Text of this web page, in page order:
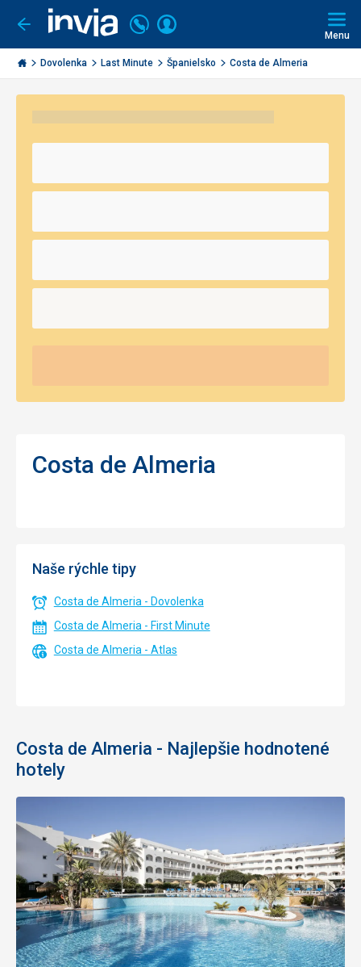
Ísť
späť
Invia.sk
Volajte
+421
2
3221
Prihlásiť
Menu
Dovolenka Last Minute Španielsko Costa de Almeria
Costa de Almeria
Naše rýchle tipy
Costa de Almeria - Dovolenka
Costa de Almeria - First Minute
Costa de Almeria - Atlas
Costa de Almeria - Najlepšie hodnotené
hotely